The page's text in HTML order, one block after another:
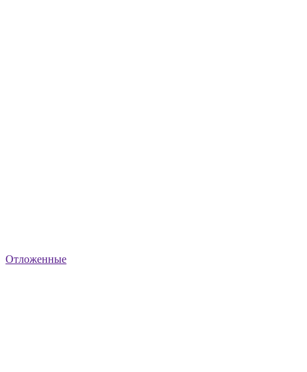
Отложенные